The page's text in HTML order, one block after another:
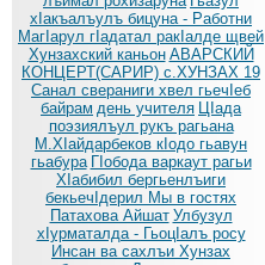
хIакъалъулъ бицуна - Работни
МагIарул гIадатал ракIалде щвей
Хунзахский каньон АВАРСКИЙ
КОНЦЕРТ(САРИР) с.ХУНЗАХ 19
Санал свераниги хвел гьечIеб
байрам день учителя ЦIада
поэзиялъул рукъ рагьана
М.ХIайдарбеков кIодо гьавун
гьабура ГIобода варкаут рагьи
ХIабибил бергьенлъиги
бекьечIдерил Мы в гостях
Патахова Айшат Улбузул
хIурматалда - ГьоцIалъ росу
Инсан ва сахлъи Хунзах